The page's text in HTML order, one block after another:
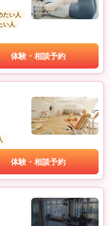
たい人
い人
体験・相談予約
体験・相談予約